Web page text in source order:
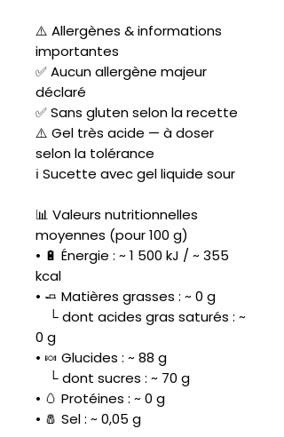
⚠️ Allergènes & informations
importantes
✅ Aucun allergène majeur
déclaré
✅ Sans gluten selon la recette
⚠️ Gel très acide — à doser
selon la tolérance
ℹ️ Sucette avec gel liquide sour
📊 Valeurs nutritionnelles
moyennes (pour 100 g)
• 🔋 Énergie : ~ 1 500 kJ / ~ 355
kcal
• 🧈 Matières grasses : ~ 0 g
└ dont acides gras saturés : ~
0 g
• 🍬 Glucides : ~ 88 g
└ dont sucres : ~ 70 g
• 🥚 Protéines : ~ 0 g
• 🧂 Sel : ~ 0,05 g